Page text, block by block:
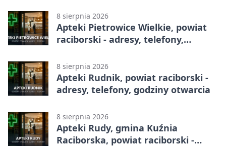
8 sierpnia 2026
Apteki Pietrowice Wielkie, powiat
raciborski - adresy, telefony,
8 sierpnia 2026
Apteki Rudnik, powiat raciborski -
adresy, telefony, godziny otwarcia
8 sierpnia 2026
Apteki Rudy, gmina Kuźnia
Raciborska, powiat raciborski -